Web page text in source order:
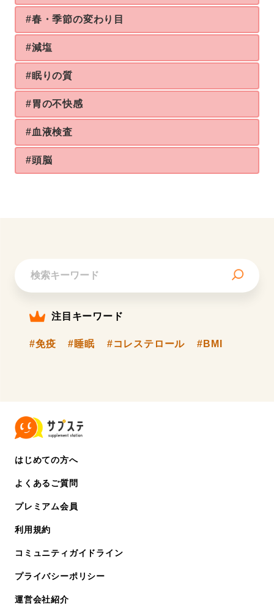
#春・季節の変わり目
#減塩
#眠りの質
#胃の不快感
#血液検査
#頭脳
注目キーワード
#免疫 #睡眠 #コレステロール #BMI
はじめての方へ
よくあるご質問
プレミアム会員
利用規約
コミュニティガイドライン
プライバシーポリシー
運営会社紹介